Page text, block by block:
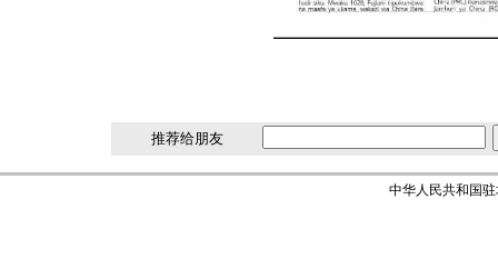
推荐给朋友
中华人民共和国